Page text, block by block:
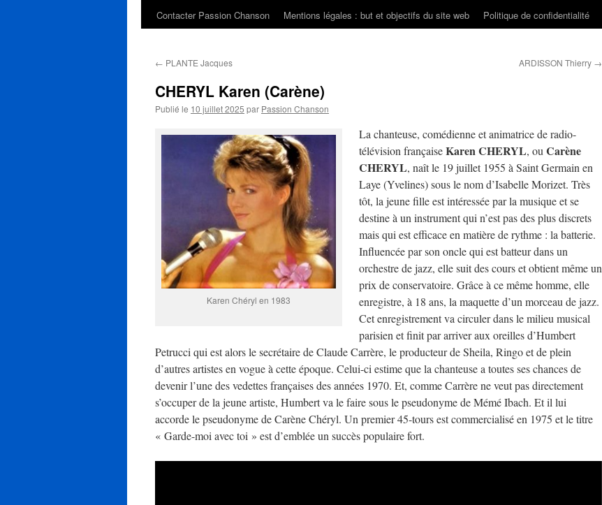
Contacter Passion Chanson
Mentions légales : but et objectifs du site web Politique de confidentialité
← PLANTE Jacques ARDISSON Thierry →
CHERYL Karen (Carène)
Publié le 10 juillet 2025 par Passion Chanson
Karen Chéryl en 1983
La chanteuse, comédienne et animatrice de radio-
télévision françaiseKaren CHERYL, ou Carène
CHERYL, naît le 19 juillet 1955 à Saint Germain en
Laye (Yvelines) sous le nom d’Isabelle Morizet. Très
tôt, la jeune fille est intéressée par la musique et se
destine à un instrument qui n’est pas des plus discrets
mais qui est efficace en matière de rythme : la batterie.
Influencée par son oncle qui est batteur dans un
orchestre de jazz, elle suit des cours et obtient même un
prix de conservatoire. Grâce à ce même homme, elle
enregistre, à 18 ans, la maquette d’un morceau de jazz.
Cet enregistrement va circuler dans le milieu musical
parisien et finit par arriver aux oreilles d’Humbert
Petrucci qui est alors le secrétaire de Claude Carrère, le producteur de Sheila, Ringo et de plein
d’autres artistes en vogue à cette époque. Celui-ci estime que la chanteuse a toutes ses chances de
devenir l’une des vedettes françaises des années 1970. Et, comme Carrère ne veut pas directement
s’occuper de la jeune artiste, Humbert va le faire sous le pseudonyme de Mémé Ibach. Et il lui
accorde le pseudonyme de Carène Chéryl. Un premier 45-tours est commercialisé en 1975 et le titre
« Garde-moi avec toi » est d’emblée un succès populaire fort.